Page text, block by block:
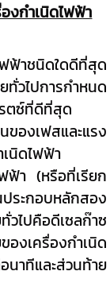
งกำเนิดไฟฟ้า
าชนิดใดดีที่สุด
ทั่วไปการกำหนด
รตซ์ที่ดีที่สุด
องเฟสและแรง
เนิดไฟฟ้า
ฟ้า (หรือที่เรียก
ระกอบหลักสอง
ไปคือดีเซลก๊าซ
งเครื่องกำเนิด
าทีและส่วนท้าย